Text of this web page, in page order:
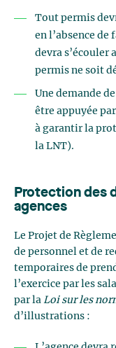
Tout permis
en l’absence de
devra s’écouler
permis ne soit
Une demande
être appuyée
à garantir la
la LNT).
Protection des
agences
Le Projet de
de personnel et de
temporaires de
l’exercice par les
par la Loi sur les
d’illustrations :